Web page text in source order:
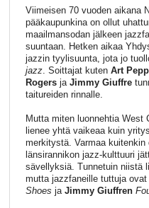
Viimeisen 70 vuoden aikana
pääkaupunkina on ollut
maailmansodan jälkeen
suuntaan. Hetken aikaa
jazzin tyylisuunta, jota jo
jazz. Soittajat kuten Art
Rogers jaJimmy Giuffre
taitureiden rinnalle.
Mutta miten luonnehtia
lienee yhtä vaikeaa kuin
merkitystä. Varmaa
länsirannikon jazz-kulttuuri
sävellyksiä. Tunnetuin niistä
mutta jazzfaneille tuttuja ovat
Shoes ja Jimmy Giuffren